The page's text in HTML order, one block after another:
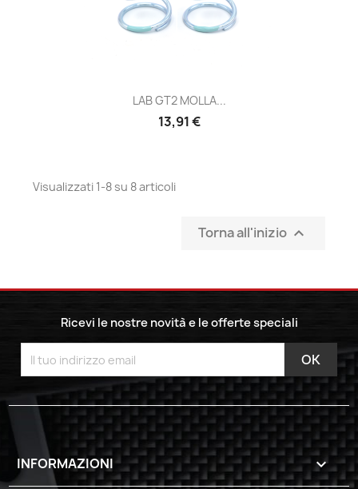
LAB GT2 MOLLA...
Prezzo
13,91 €
Visualizzati 1-8 su 8 articoli
Torna all'inizio 
Ricevi le nostre novità e le offerte speciali
INFORMAZIONI 